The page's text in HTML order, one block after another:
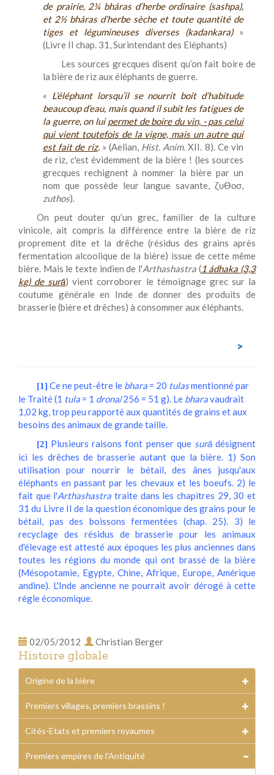
de prairie, 2¼ bháras d’herbe ordinaire (sashpa),
et 2½ bháras d’herbe sèche et toute quantité de
tiges et légumineuses diverses (kadankara)»
(Livre II chap. 31, Surintendant des Eléphants)
Les sources grecques disent qu’on fait boire de
la bière de riz aux éléphants de guerre.
« L’éléphant lorsqu’il se nourrit boit d’habitude
beaucoup d’eau, mais quand il subit les fatigues de
la guerre, on luipermet de boire du vin, - pas celui
qui vient toutefois de la vigne, mais un autre qui
est fait de riz.» (Aelian, Hist. Anim. XII. 8). Ce vin
de riz, c'est évidemment de la bière ! (les sources
grecques rechignent à nommer la bière par un
nom que possède leur langue savante, ζυϴοσ,
zuthos).
On peut douter qu’un grec, familier de la culture
vinicole, ait compris la différence entre la bière de riz
proprement dite et la drêche (résidus des grains après
fermentation alcoolique de la bière) issue de cette même
bière. Mais le texte indien de l'Arthashastra (1 ádhaka (3,3
kg) de surā) vient corroborer le témoignage grec sur la
coutume générale en Inde de donner des produits de
brasserie (bière et drêches) à consommer aux éléphants.
>
[1] Ce ne peut-être le bhara = 20 tulasmentionné par
le Traité (1 tula = 1 drona/256 = 51 g). Le bharavaudrait
1,02 kg, trop peu rapporté aux quantités de grains et aux
besoins des animaux de grande taille.
[2] Plusieurs raisons font penser que surādésignent
ici les drêches de brasserie autant que la bière. 1) Son
utilisation pour nourrir le bétail, des ânes jusqu'aux
éléphants en passant par les chevaux et les boeufs. 2) le
fait que l'Arthashastra traite dans les chapitres 29, 30 et
31 du Livre II de la question économique des grains pour le
bétail, pas des boissons fermentées (chap. 25). 3) le
recyclage des résidus de brasserie pour les animaux
d'élevage est attesté aux époques les plus anciennes dans
toutes les régions du monde qui ont brassé de la bière
(Mésopotamie, Egypte, Chine, Afrique, Europe, Amérique
andine). L'Inde ancienne ne pourrait avoir dérogé à cette
règle économique.
02/05/2012 Christian Berger
Histoire globale
Origine de la bière
Premiers villages, premiers brassins !
Cités-Etats et premiers royaumes
Premiers empires de l'Antiquité